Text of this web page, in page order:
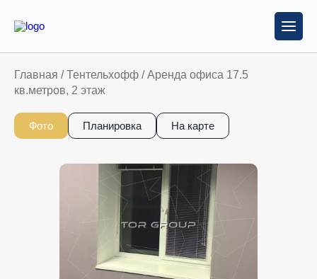
Главная /Тентельхофф /Аренда офиса 17.5
кв.метров, 2 этаж
Фото Планировка На карте